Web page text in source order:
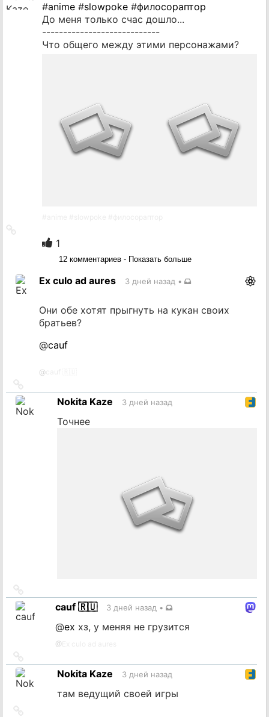
#anime #slowpoke #филосораптор
До меня только счас дошло...
----------------------------
Что общего между этими персонажами?
источник
1
12 комментариев - Показать больше
Ex culo ad aures 3 дней назад •
Они обе хотят прыгнуть на кукан своих
братьев?
@cauf
@
на
источникNokita Kaze 3 дней назад
Точнее
на
источникcauf 🇷🇺 3 дней назад •
@ex хз, у меняя не грузится
@
на
источникNokita Kaze 3 дней назад
там ведущий своей игры